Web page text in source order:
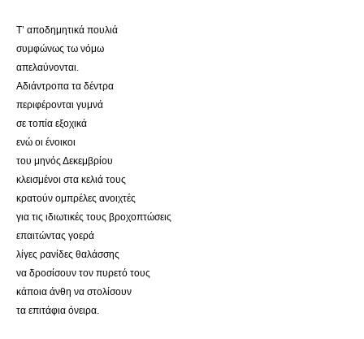
Τ’ αποδημητικά πουλιά
συμφώνως τω νόμω
απελαύνονται.
Αδιάντροπα τα δέντρα
περιφέρονται γυμνά
σε τοπία εξοχικά
ενώ οι ένοικοι
του μηνός Δεκεμβρίου
κλεισμένοι στα κελιά τους
κρατούν ομπρέλες ανοιχτές
για τις ιδιωτικές τους βροχοπτώσεις
επαιτώντας γοερά
λίγες ρανίδες θαλάσσης
να δροσίσουν τον πυρετό τους
κάποια άνθη να στολίσουν
τα επιτάφια όνειρα.